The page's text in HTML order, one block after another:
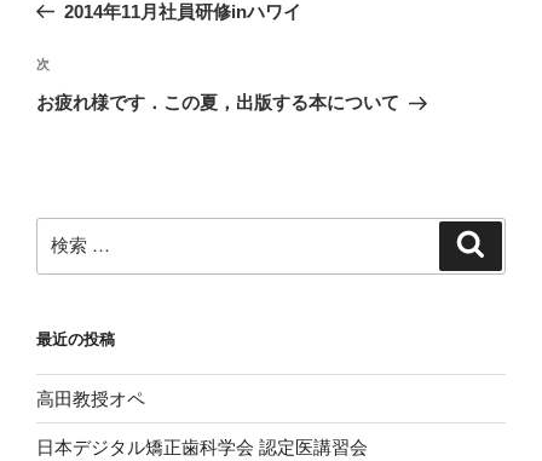
ビ
ゲ
ン
投
稿
2014年11月社員研修inハワイ
次
の
次
お疲れ様です．この夏，出版する本について
索:
最近の投稿
高田教授オペ
日本デジタル矯正歯科学会 認定医講習会